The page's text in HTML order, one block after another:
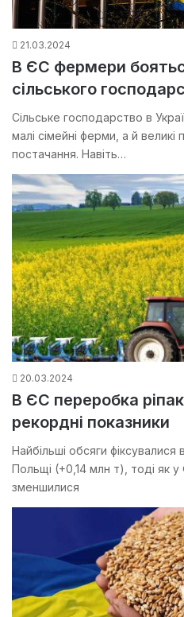
21.03.2024
В ЄС фермери
сільського
Сільське господарство в
малі сімейні ферми, а й
постачання. Навіть…
20.03.2024
В ЄС переробка
рекордні показники
Найбільші обсяги
Польщі (+0,14 млн т), тоді як у
зменшилися